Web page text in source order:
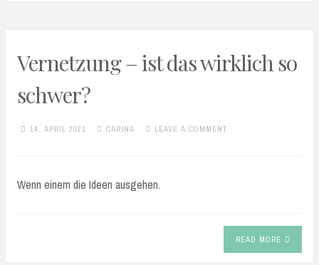
Vernetzung – ist das wirklich so
schwer?
14. APRIL 2021 CARINA LEAVE A COMMENT
Wenn einem die Ideen ausgehen.
READ MORE